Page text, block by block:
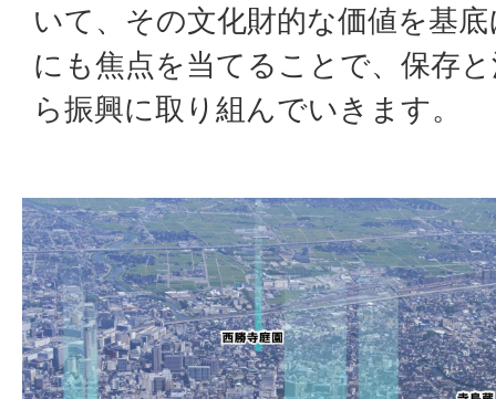
いて、その文化財的な価値を基
にも焦点を当てることで、保存
ら振興に取り組んでいきます。